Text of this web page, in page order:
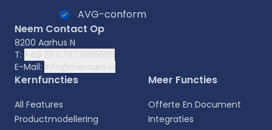
AVG-conform
Neem Contact Op
8200 Aarhus N
T: +49 211 87973996665
E-Mail: info@mercura.io
Kernfuncties
All Features
Productmodellering
Meer Functies
Offerte En Document
Integraties